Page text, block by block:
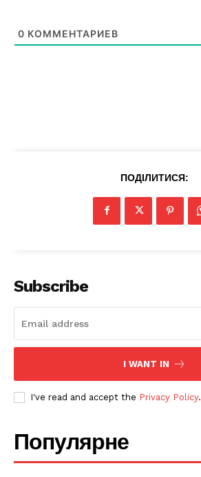
Політика конфіденційності
Редакційна політика
0 КОММЕНТАРИЕВ
ПОДІЛИТИСЯ:
Subscribe
I WANT IN
I've read and accept the Privacy Policy.
Популярне